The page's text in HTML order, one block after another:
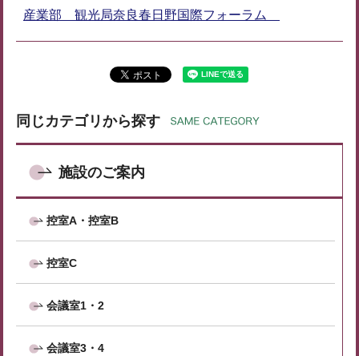
産業部 観光局奈良春日野国際フォーラム
同じカテゴリから探す
施設のご案内
控室A・控室B
控室C
会議室1・2
会議室3・4